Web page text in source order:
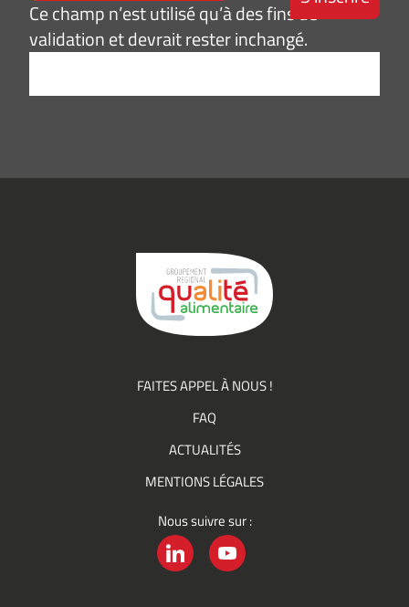
Ce champ n’est utilisé qu’à des fins de
validation et devrait rester inchangé.
e-
FAITES APPEL À NOUS !
FAQ
ACTUALITÉS
MENTIONS LÉGALES
Nous suivre sur :